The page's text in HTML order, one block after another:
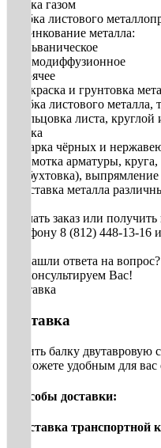
• резка газом
• рубка листового
3. Цинкование металла:
• гальваническое
• термодиффузионное
• горячее
• Покраска и грунтовка
• Гибка листового
• Вальцовка листа,
уголка
• Сварка чёрных и
• Размотка арматуры,
(разбухтовка),
• Доставка металла
Сделать заказ или
телефону 8 (812) 448-13-16
Не нашли ответа на
проконсультируем Вас!
Доставка
Доставка
Купить балку двутавровую
вы можете удобным для
Способы доставки:
• Доставка